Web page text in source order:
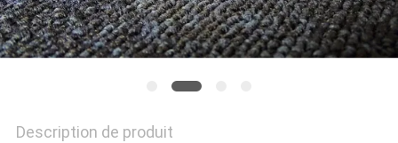
POLITIQUE
DE
CONFIDENTIALITÉ
Description de produit